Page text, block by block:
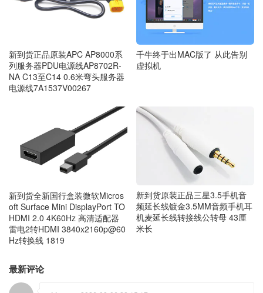
新到货正品原装APC AP8000系
列服务器PDU电源线AP8702R-
NA C13至C14 0.6米弯头服务器
电源线7A1537V00267
千牛终于出MAC版了 从此告别
虚拟机
新到货全新国行盒装微软Micros
oft Surface Mini DisplayPort TO
HDMI 2.0 4K60Hz 高清适配器
雷电2转HDMI 3840x2160p@60
Hz转换线 1819
新到货原装正品三星3.5手机音
频延长线镀金3.5MM音频手机耳
机麦延长线转接线公转母 43厘
米长
最新评论